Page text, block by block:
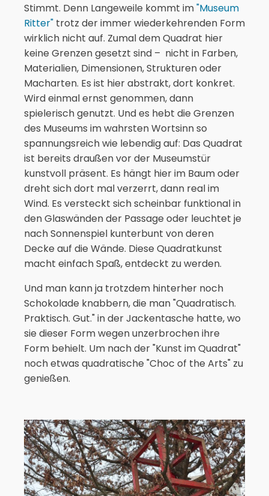
Stimmt. Denn Langeweile kommt im"Museum
Ritter" trotz der immer wiederkehrenden Form
wirklich nicht auf. Zumal dem Quadrat hier
keine Grenzen gesetzt sind – nicht in Farben,
Materialien, Dimensionen, Strukturen oder
Macharten. Es ist hier abstrakt, dort konkret.
Wird einmal ernst genommen, dann
spielerisch genutzt. Und es hebt die Grenzen
des Museums im wahrsten Wortsinn so
spannungsreich wie lebendig auf: Das Quadrat
ist bereits draußen vor der Museumstür
kunstvoll präsent. Es hängt hier im Baum oder
dreht sich dort mal verzerrt, dann real im
Wind. Es versteckt sich scheinbar funktional in
den Glaswänden der Passage oder leuchtet je
nach Sonnenspiel kunterbunt von deren
Decke auf die Wände. Diese Quadratkunst
macht einfach Spaß, entdeckt zu werden.
Und man kann ja trotzdem hinterher noch
Schokolade knabbern, die man "Quadratisch.
Praktisch. Gut." in der Jackentasche hatte, wo
sie dieser Form wegen unzerbrochen ihre
Form behielt. Um nach der "Kunst im Quadrat"
noch etwas quadratische "Choc of the Arts" zu
genießen.